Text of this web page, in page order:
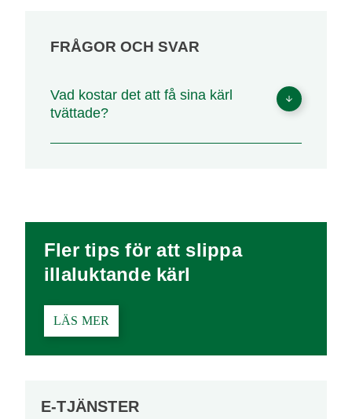
FRÅGOR OCH SVAR
Vad kostar det att få sina kärl
tvättade?
Fler tips för att slippa
illaluktande kärl
LÄS MER
E-TJÄNSTER